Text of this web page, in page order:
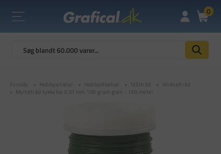
0
Forside Hobbyartikler Hobbytilbehør Ståltråd
Vindseltråd
Myrtetråd tykkelse 0,31 mm 100 gram grøn - 160 meter